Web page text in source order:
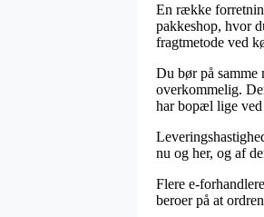
En række
pakkeshop, hvor
fragtmetode ved
Du bør på
overkommelig.
har bopæl lige ved
nu og her, og af
Flere e-
beroer på at